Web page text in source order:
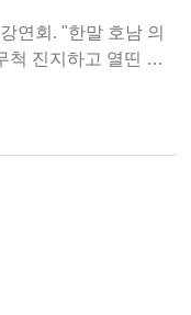
연회. "한말 호남 의